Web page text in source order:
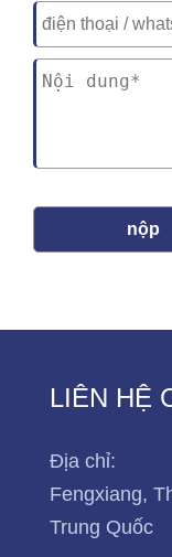
nộp
LIÊN HỆ
Địa chỉ:
Fengxiang,
Trung Quốc